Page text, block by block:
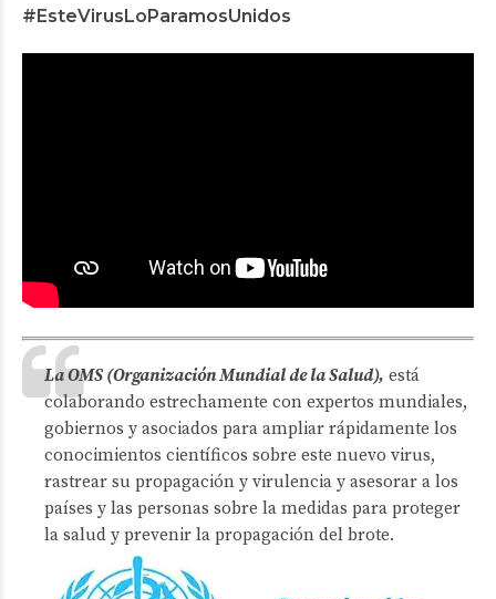
#EsteVirusLoParamosUnidos
La OMS (Organización Mundial de la Salud), está
colaborando estrechamente con expertos mundiales,
gobiernos y asociados para ampliar rápidamente los
conocimientos científicos sobre este nuevo virus,
rastrear su propagación y virulencia y asesorar a los
países y las personas sobre la medidas para proteger
la salud y prevenir la propagación del brote.